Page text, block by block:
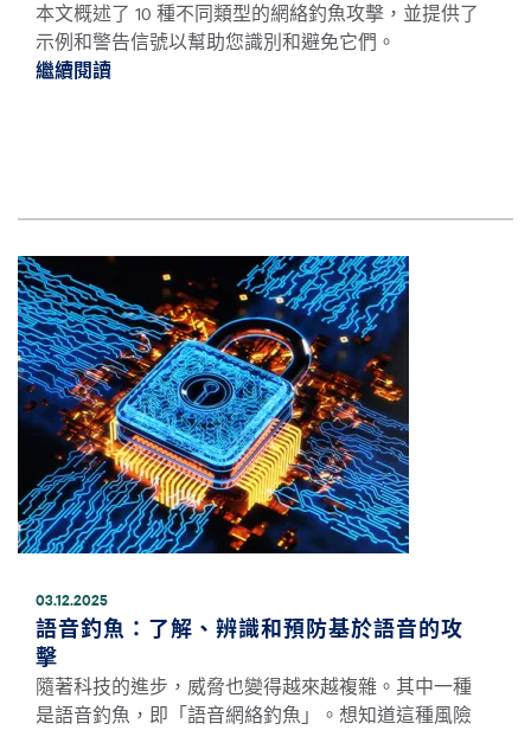
本文概述了 10 種不同類型的網絡釣魚攻擊，並提供了
示例和警告信號以幫助您識別和避免它們。
繼續閱讀繼續閱讀10 種網絡釣魚攻擊及示例 *
圖片
03.12.2025
語音釣魚：了解、辨識和預防基於語音的攻
擊
隨著科技的進步，威脅也變得越來越複雜。其中一種
是語音釣魚，即「語音網絡釣魚」。想知道這種風險